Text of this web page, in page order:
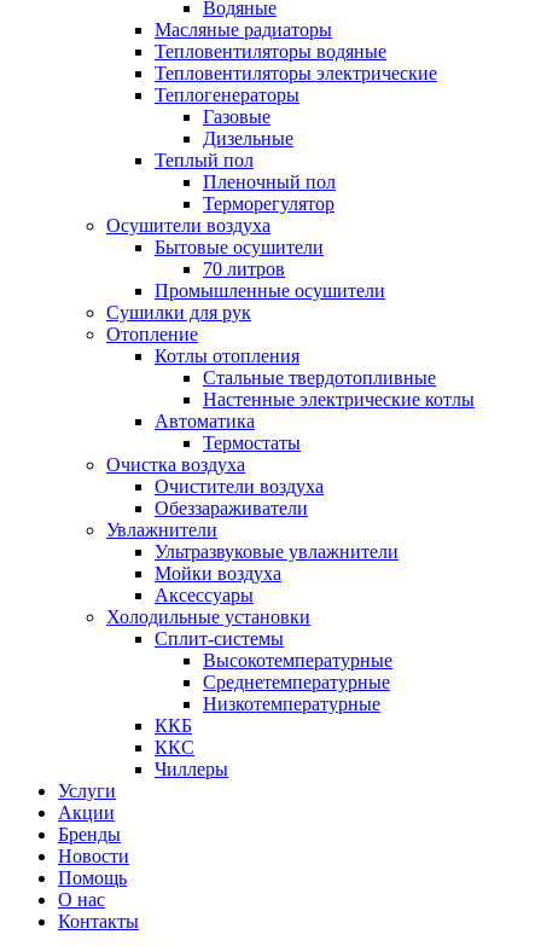
Водяные
Масляные радиаторы
Тепловентиляторы водяные
Тепловентиляторы электрические
Теплогенераторы
Газовые
Дизельные
Теплый пол
Пленочный пол
Терморегулятор
Осушители воздуха
Бытовые осушители
70 литров
Промышленные осушители
Сушилки для рук
Отопление
Котлы отопления
Стальные твердотопливные
Настенные электрические котлы
Автоматика
Термостаты
Очистка воздуха
Очистители воздуха
Обеззараживатели
Увлажнители
Ультразвуковые увлажнители
Мойки воздуха
Аксессуары
Холодильные установки
Сплит-системы
Высокотемпературные
Среднетемпературные
Низкотемпературные
ККБ
ККС
Чиллеры
Услуги
Акции
Бренды
Новости
Помощь
О нас
Контакты